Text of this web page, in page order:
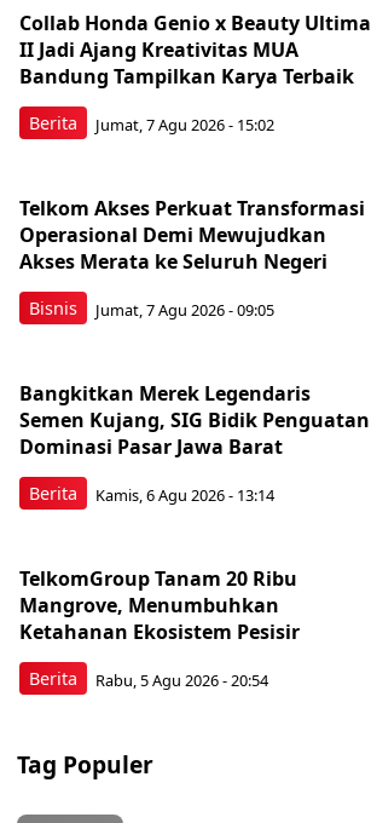
Berita
Collab Honda Genio x Beauty Ultima
II Jadi Ajang Kreativitas MUA
Bandung Tampilkan Karya Terbaik
Jumat, 7 Agu 2026 - 15:02
Bisnis
Telkom Akses Perkuat Transformasi
Operasional Demi Mewujudkan
Akses Merata ke Seluruh Negeri
Jumat, 7 Agu 2026 - 09:05
Berita
Bangkitkan Merek Legendaris
Semen Kujang, SIG Bidik Penguatan
Dominasi Pasar Jawa Barat
Kamis, 6 Agu 2026 - 13:14
Berita
TelkomGroup Tanam 20 Ribu
Mangrove, Menumbuhkan
Ketahanan Ekosistem Pesisir
Rabu, 5 Agu 2026 - 20:54
Tag Populer